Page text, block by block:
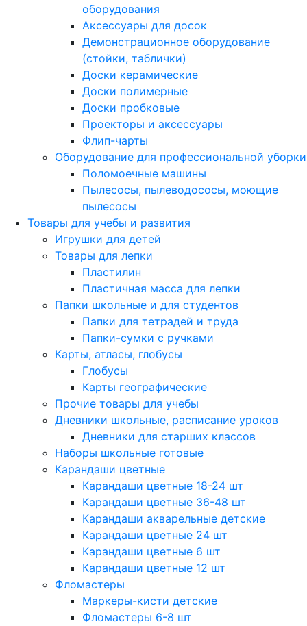
оборудования
Аксессуары для досок
Демонстрационное оборудование
(стойки, таблички)
Доски керамические
Доски полимерные
Доски пробковые
Проекторы и аксессуары
Флип-чарты
Оборудование для профессиональной уборки
Поломоечные машины
Пылесосы, пылеводососы, моющие
пылесосы
Товары для учебы и развития
Игрушки для детей
Товары для лепки
Пластилин
Пластичная масса для лепки
Папки школьные и для студентов
Папки для тетрадей и труда
Папки-сумки с ручками
Карты, атласы, глобусы
Глобусы
Карты географические
Прочие товары для учебы
Дневники школьные, расписание уроков
Дневники для старших классов
Наборы школьные готовые
Карандаши цветные
Карандаши цветные 18-24 шт
Карандаши цветные 36-48 шт
Карандаши акварельные детские
Карандаши цветные 24 шт
Карандаши цветные 6 шт
Карандаши цветные 12 шт
Фломастеры
Маркеры-кисти детские
Фломастеры 6-8 шт